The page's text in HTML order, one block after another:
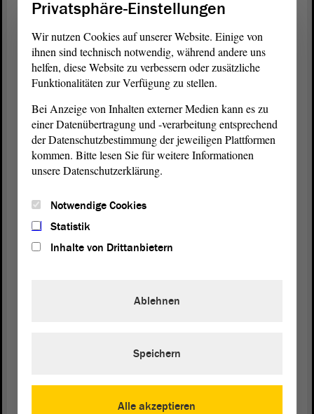
Maßnahmen, die dazu beitragen: höhere
Tarifbindung, Abbau des Niedriglohnsektors.
Natürlich wollen wir aber auch, dass mehr
Potenziale in der Gesellschaft freigesetzt werden.
Dazu zählen, dass Asylsuchende und Migranten
erhalten; dass wir die Betreuung in den
Kindertagesstätten und in den Schulen ausbauen,
damit Eltern nicht in die Teilzeitarbeit
hineingezwungen werden; dass wir eine
Schulformen anbieten; dass wir mit Forschungs-
Sachsen-Anhalt halten. Mit all diesen Maßnahmen
können wir dazu beitragen, dass die Menschen in
dieser Maßnahmen streiten und nicht dafür sorgen,
gegeneinander ausgespielt werden. - Herzlichen
Privatsphäre-Einstellungen
Wir nutzen Cookies auf unserer Website. Einige von
ihnen sind technisch notwendig, während andere uns
helfen, diese Website zu verbessern oder zusätzliche
Funktionalitäten zur Verfügung zu stellen.
Bei Anzeige von Inhalten externer Medien kann es zu
einer Datenübertragung und -verarbeitung entsprechend
der Datenschutzbestimmung der jeweiligen Plattformen
kommen. Bitte lesen Sie für weitere Informationen
unsere Datenschutzerklärung.
Notwendige Cookies
Statistik
Inhalte von Drittanbietern
Alle akzeptieren
Ablehnen
Speichern